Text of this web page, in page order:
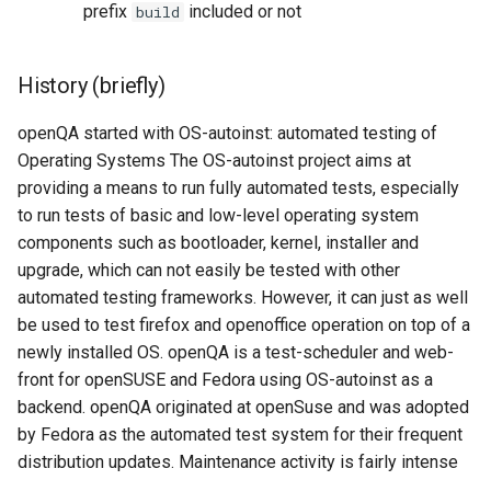
prefix build included or not
History (briefly)
openQA started with OS-autoinst: automated testing of
Operating Systems The OS-autoinst project aims at
providing a means to run fully automated tests, especially
to run tests of basic and low-level operating system
components such as bootloader, kernel, installer and
upgrade, which can not easily be tested with other
automated testing frameworks. However, it can just as well
be used to test firefox and openoffice operation on top of a
newly installed OS. openQA is a test-scheduler and web-
front for openSUSE and Fedora using OS-autoinst as a
backend. openQA originated at openSuse and was adopted
by Fedora as the automated test system for their frequent
distribution updates. Maintenance activity is fairly intense